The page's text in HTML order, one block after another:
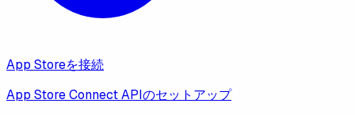
App Storeを接続
App Store Connect APIのセットアップ